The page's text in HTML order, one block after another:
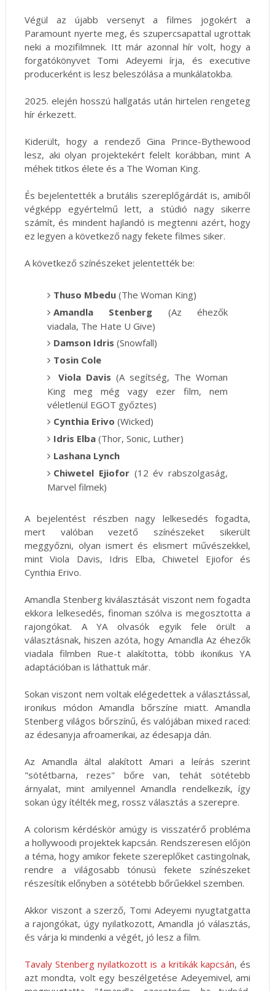
Végül az újabb versenyt a filmes jogokért a
Paramount nyerte meg, és szupercsapattal ugrottak
neki a mozifilmnek. Itt már azonnal hír volt, hogy a
forgatókönyvet Tomi Adeyemi írja, és executive
producerként is lesz beleszólása a munkálatokba.
2025. elején hosszú hallgatás után hirtelen rengeteg
hír érkezett.
Kiderült, hogy a rendező Gina Prince-Bythewood
lesz, aki olyan projektekért felelt korábban, mint A
méhek titkos élete és a The Woman King.
És bejelentették a brutális szereplőgárdát is, amiből
végképp egyértelmű lett, a stúdió nagy sikerre
számít, és mindent hajlandó is megtenni azért, hogy
ez legyen a következő nagy fekete filmes siker.
A következő színészeket jelentették be:
Thuso Mbedu (The Woman King)
Amandla Stenberg (Az éhezők
viadala, The Hate U Give)
Damson Idris(Snowfall)
Tosin Cole
Viola Davis (A segítség, The Woman
King meg még vagy ezer film, nem
véletlenül EGOT győztes)
Cynthia Erivo (Wicked)
Idris Elba(Thor, Sonic, Luther)
Lashana Lynch
Chiwetel Ejiofor(12 év rabszolgaság,
Marvel filmek)
A bejelentést részben nagy lelkesedés fogadta,
mert valóban vezető színészeket sikerült
meggyőzni, olyan ismert és elismert művészekkel,
mint Viola Davis, Idris Elba, Chiwetel Ejiofor és
Cynthia Erivo.
Amandla Stenberg kiválasztását viszont nem fogadta
ekkora lelkesedés, finoman szólva is megosztotta a
rajongókat. A YA olvasók egyik fele örült a
választásnak, hiszen azóta, hogy Amandla Az éhezők
viadala filmben Rue-t alakította, több ikonikus YA
adaptációban is láthattuk már.
Sokan viszont nem voltak elégedettek a választással,
ironikus módon Amandla bőrszíne miatt. Amandla
Stenberg világos bőrszínű, és valójában mixed raced:
az édesanyja afroamerikai, az édesapja dán.
Az Amandla által alakított Amari a leírás szerint
"sötétbarna, rezes" bőre van, tehát sötétebb
árnyalat, mint amilyennel Amandla rendelkezik, így
sokan úgy ítélték meg, rossz választás a szerepre.
A colorism kérdéskör amúgy is visszatérő probléma
a hollywoodi projektek kapcsán. Rendszeresen előjön
a téma, hogy amikor fekete szereplőket castingolnak,
rendre a világosabb tónusú fekete színészeket
részesítik előnyben a sötétebb bőrűekkel szemben.
Akkor viszont a szerző, Tomi Adeyemi nyugtatgatta
a rajongókat, úgy nyilatkozott, Amandla jó választás,
és várja ki mindenki a végét, jó lesz a film.
Tavaly Stenberg nyilatkozott is a kritikák kapcsán, és
azt mondta, volt egy beszélgetése Adeyemivel, ami